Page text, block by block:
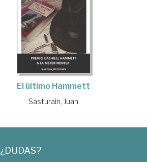
El último Hammett
Sasturain, Juan
¿DUDAS?